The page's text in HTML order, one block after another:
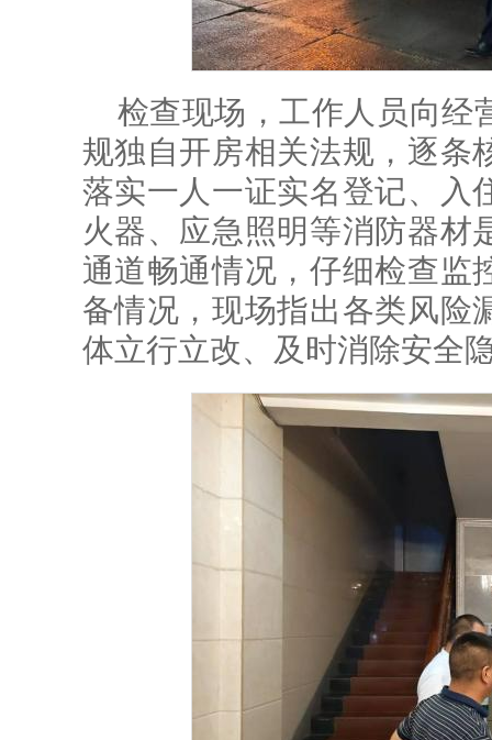
检查现场，工作人员向经
规独自开房相关法规，逐条
落实一人一证实名登记、入
火器、应急照明等消防器材
通道畅通情况，仔细检查监
备情况，现场指出各类风险
体立行立改、及时消除安全